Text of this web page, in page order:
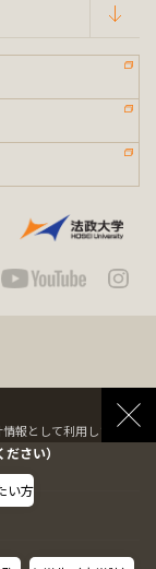
報として利用します。
さい）
い方